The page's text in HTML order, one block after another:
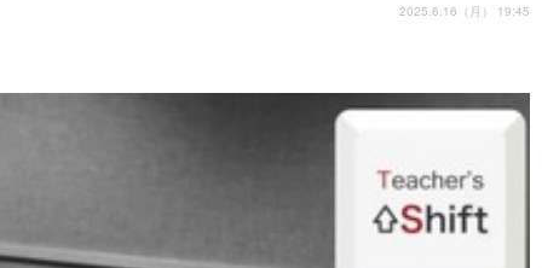
2025.6.16（月） 19:45